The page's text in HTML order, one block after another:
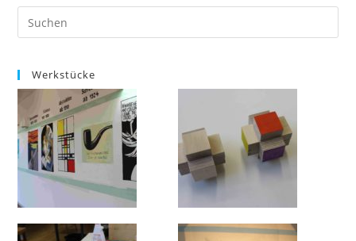
Werkstücke